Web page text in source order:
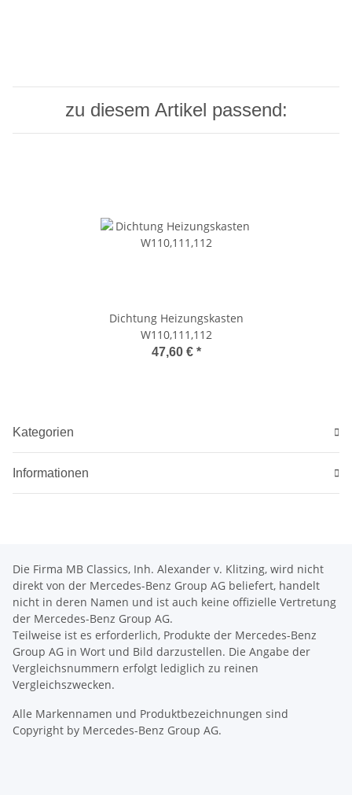
zu diesem Artikel passend:
Dichtung Heizungskasten
W110,111,112
47,60 € *
Kategorien
Informationen
Die Firma MB Classics, Inh. Alexander v. Klitzing, wird nicht
direkt von der Mercedes-Benz Group AG beliefert, handelt
nicht in deren Namen und ist auch keine offizielle Vertretung
der Mercedes-Benz Group AG.
Teilweise ist es erforderlich, Produkte der Mercedes-Benz
Group AG in Wort und Bild darzustellen. Die Angabe der
Vergleichsnummern erfolgt lediglich zu reinen
Vergleichszwecken.
Alle Markennamen und Produktbezeichnungen sind
Copyright by Mercedes-Benz Group AG.